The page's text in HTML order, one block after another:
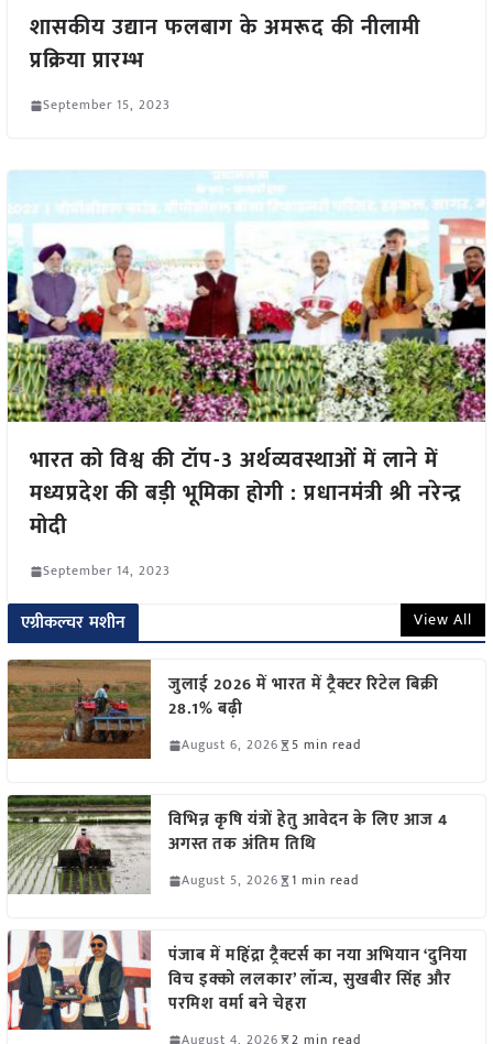
शासकीय उद्यान फलबाग के अमरूद की नीलामी
प्रक्रिया प्रारम्भ
September 15, 2023
भारत को विश्व की टॉप-3 अर्थव्यवस्थाओं में लाने में
मध्यप्रदेश की बड़ी भूमिका होगी : प्रधानमंत्री श्री नरेन्द्र
मोदी
September 14, 2023
एग्रीकल्चर मशीन View All
जुलाई 2026 में भारत में ट्रैक्टर रिटेल बिक्री
28.1% बढ़ी
August 6, 2026 5 min read
विभिन्न कृषि यंत्रों हेतु आवेदन के लिए आज 4
अगस्त तक अंतिम तिथि
August 5, 2026 1 min read
पंजाब में महिंद्रा ट्रैक्टर्स का नया अभियान ‘दुनिया
विच इक्को ललकार’ लॉन्च, सुखबीर सिंह और
परमिश वर्मा बने चेहरा